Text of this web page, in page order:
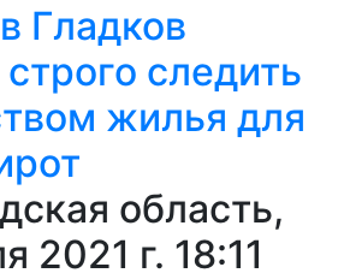
Гладков
следить
жилья для
область,
2021 г. 18:11